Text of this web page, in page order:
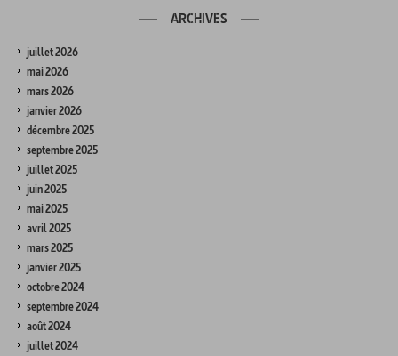
ARCHIVES
juillet 2026
mai 2026
mars 2026
janvier 2026
décembre 2025
septembre 2025
juillet 2025
juin 2025
mai 2025
avril 2025
mars 2025
janvier 2025
octobre 2024
septembre 2024
août 2024
juillet 2024